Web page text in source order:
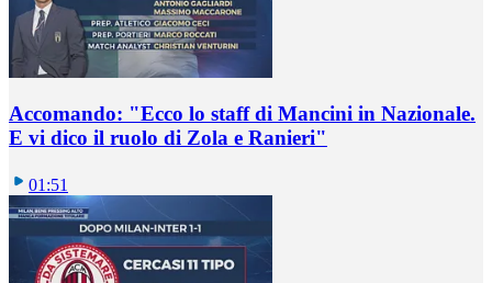
Accomando: "Ecco lo staff di Mancini in Nazionale.
E vi dico il ruolo di Zola e Ranieri"
01:51